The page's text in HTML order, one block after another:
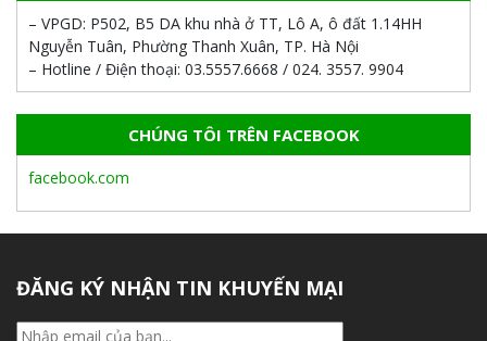
– VPGD: P502, B5 DA khu nhà ở TT, Lô A, ô đất 1.14HH
Nguyễn Tuân, Phường Thanh Xuân, TP. Hà Nội
– Hotline / Điện thoại: 03.5557.6668 / 024. 3557. 9904
CHÚNG TÔI TRÊN FACEBOOK
facebook.com
ĐĂNG KÝ NHẬN TIN KHUYẾN MẠI